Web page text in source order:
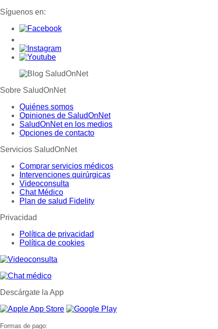
Síguenos en:
Sobre SaludOnNet
Quiénes somos
Opiniones de SaludOnNet
SaludOnNet en los medios
Opciones de contacto
Servicios SaludOnNet
Comprar servicios médicos
Intervenciones quirúrgicas
Videoconsulta
Chat Médico
Plan de salud Fidelity
Privacidad
Política de privacidad
Política de cookies
Descárgate la App
Formas de pago: